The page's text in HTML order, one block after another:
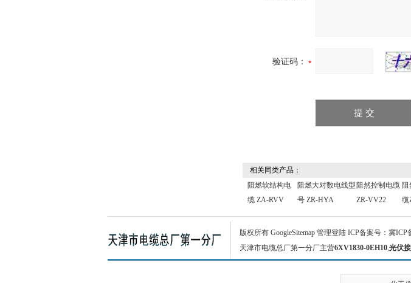
验证码：
相关同类产品：
阻燃软结构电
缆 ZA-RVV
阻燃大对数电线型
号 ZR-HYA
阻然控制电缆
ZR-VV22
阻
缆
版权所有 GoogleSitemap 管理登陆 ICP备案号： 冀ICP
天津市电缆总厂第一分厂主营6XV1830-0EH10,光伏